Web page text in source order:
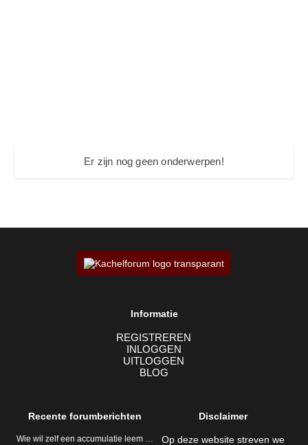
Er zijn nog geen onderwerpen!
Informatie
REGISTREREN
INLOGGEN
UITLOGGEN
BLOG
Recente forumberichten
Wie wil zelf een accumulatie leem …
Disclaimer
Op deze website streven we